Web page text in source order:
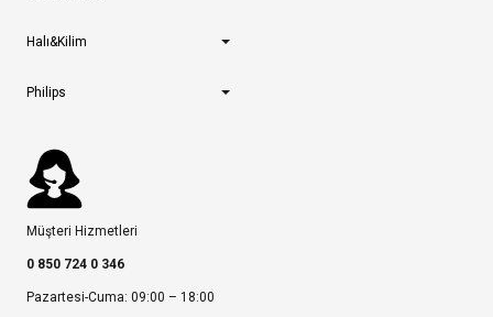
Halı&Kilim
Philips
Müşteri Hizmetleri
0 850 724 0 346
Pazartesi-Cuma: 09:00 – 18:00